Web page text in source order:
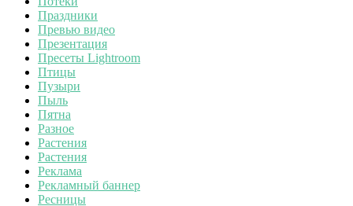
Праздники
Превью видео
Презентация
Пресеты Lightroom
Птицы
Пузыри
Пыль
Пятна
Разное
Растения
Растения
Реклама
Рекламный баннер
Ресницы